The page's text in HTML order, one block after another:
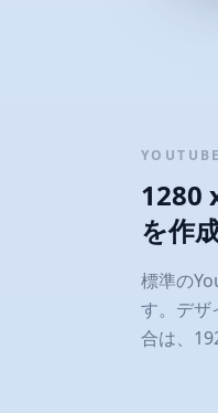
1280
を作
標準の
す。デザ
合は、